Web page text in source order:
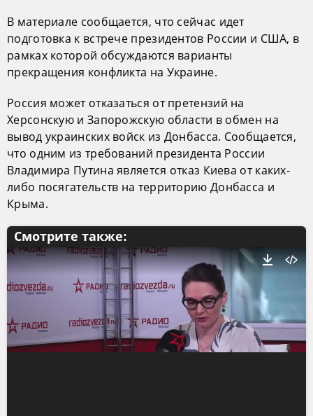
В материале сообщается, что сейчас идет
подготовка к встрече президентов России и США, в
рамках которой обсуждаются варианты
прекращения конфликта на Украине.
Россия может отказаться от претензий на
Херсонскую и Запорожскую области в обмен на
вывод украинских войск из Донбасса. Сообщается,
что одним из требований президента России
Владимира Путина является отказ Киева от каких-
либо посягательств на территорию Донбасса и
Крыма.
Смотрите также: